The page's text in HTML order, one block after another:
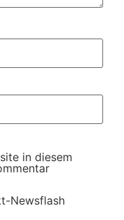
in diesem
Newsflash